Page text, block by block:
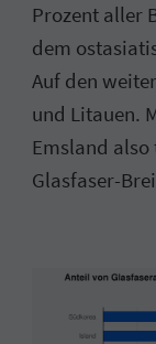
Prozent aller
dem
Auf den
und Litauen.
Emsland
Glasfaser-